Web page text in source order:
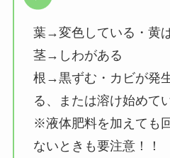
葉→変色している・黄
茎→しわがある
根→黒ずむ・カビが発
る、または溶け始めて
※液体肥料を加えても
ないときも要注意！！